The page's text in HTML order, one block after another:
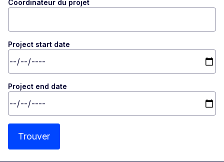
Coordinateur du projet
Project start date
Project end date
Trouver